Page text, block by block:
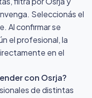
Seleccionás el
Al confirmar se
el profesional, la
en el
con Osrja?
de distintas